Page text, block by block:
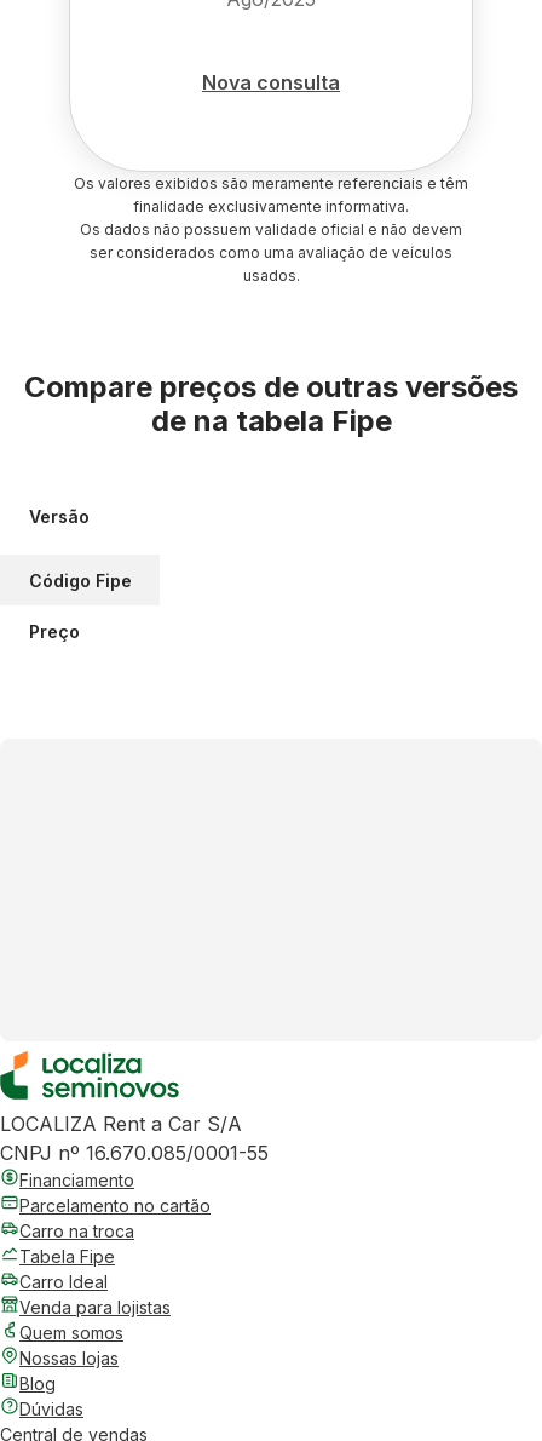
Nova consulta
Os valores exibidos são meramente referenciais e têm
finalidade exclusivamente informativa.
Os dados não possuem validade oficial e não devem
ser considerados como uma avaliação de veículos
usados.
Compare preços de outras versões
de na tabela Fipe
Versão
Código Fipe
Preço
LOCALIZA Rent a Car S/A
CNPJ nº 16.670.085/0001-55
Financiamento
Parcelamento no cartão
Carro na troca
Tabela Fipe
Carro Ideal
Venda para lojistas
Quem somos
Nossas lojas
Blog
Dúvidas
Central de vendas